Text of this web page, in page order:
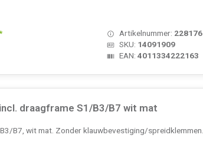
Artikelnummer: 228176
SKU: 14091909
EAN:4011334222163
draagframe S1/B3/B7 wit mat
B7, wit mat. Zonder klauwbevestiging/spreidklemmen.